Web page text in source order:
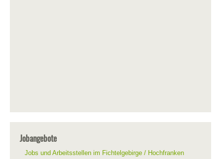
Jobangebote
Jobs und Arbeitsstellen im Fichtelgebirge / Hochfranken